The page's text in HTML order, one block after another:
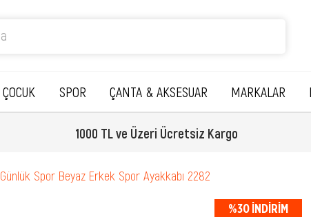
ÇOCUK SPOR ÇANTA & AKSESUAR MARKALAR
1000 TL ve Üzeri Ücretsiz Kargo
Günlük Spor Beyaz Erkek Spor Ayakkabı 2282
%30 İNDIRIM